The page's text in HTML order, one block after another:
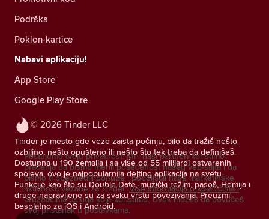
© 2026 Tinder LLC
Tinder je mesto gde veze zaista počinju, bilo da tražiš nešto
ozbiljno, nešto opušteno ili nešto što tek treba da definišeš.
Dostupna u 190 zemalja i sa više od 55 milijardi ostvarenih
spojeva, ovo je najpopularnija dejting aplikacija na svetu.
Funkcije kao što su Double Date, muzički režim, pasoš, Hemija i
druge napravljene su za svaku vrstu povezivanja. Preuzmi
besplatno za iOS i Android.
Podrška
Poklon-kartice
Nabavi aplikaciju!
App Store
Google Play Store
Poštujemo tvoju privatnost. Mi i naši partneri koristimo
praćenja da bismo merili posećenost našeg veb-sajta i da
bismo ti obezbedili ponude i poboljšali naše marketinške
aktivnosti vezane za Tinder. Više informacija o kolačićima i
pružaocima usluga koje koristimo. Uvek možeš da povučeš
svoj pristanak u postavkama.